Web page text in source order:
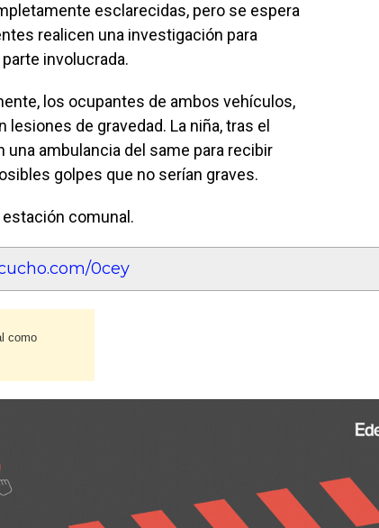
esclarecidas, pero se espera
realicen una investigación para
involucrada.
los ocupantes de ambos vehículos,
de gravedad. La niña, tras el
ambulancia del same para recibir
golpes que no serían graves.
comunal.
0cey
como